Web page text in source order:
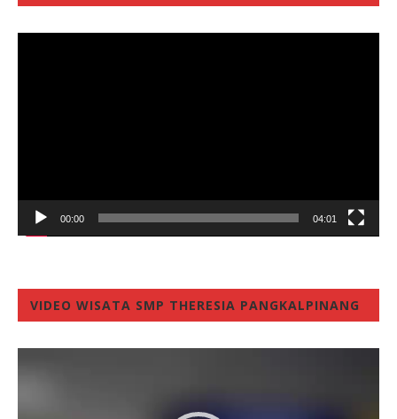
00:00 04:01
VIDEO WISATA SMP THERESIA PANGKALPINANG